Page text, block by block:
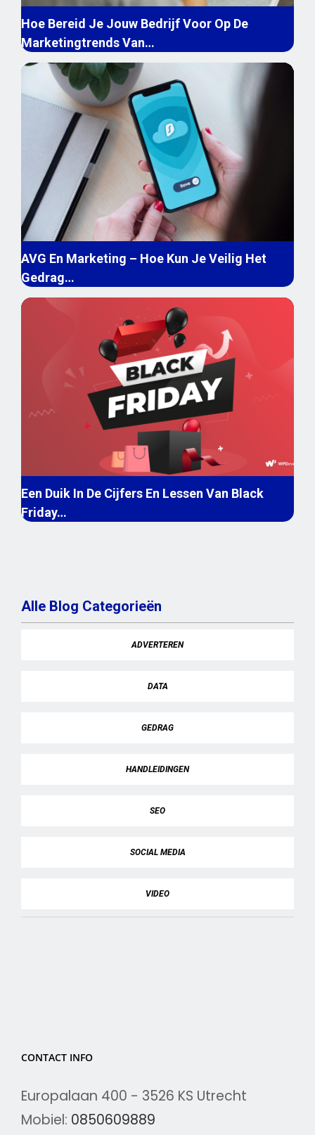
Hoe Bereid Je Jouw Bedrijf Voor Op De
Marketingtrends Van…
AVG En Marketing – Hoe Kun Je Veilig Het
Gedrag…
Een Duik In De Cijfers En Lessen Van Black
Friday…
Alle Blog Categorieën
ADVERTEREN
DATA
GEDRAG
HANDLEIDINGEN
SEO
SOCIAL MEDIA
VIDEO
CONTACT INFO
Europalaan 400 - 3526 KS Utrecht
Mobiel: 0850609889